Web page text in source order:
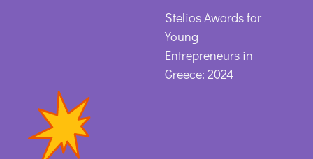
Stelios Awards for
Young
Entrepreneurs in
Greece: 2024